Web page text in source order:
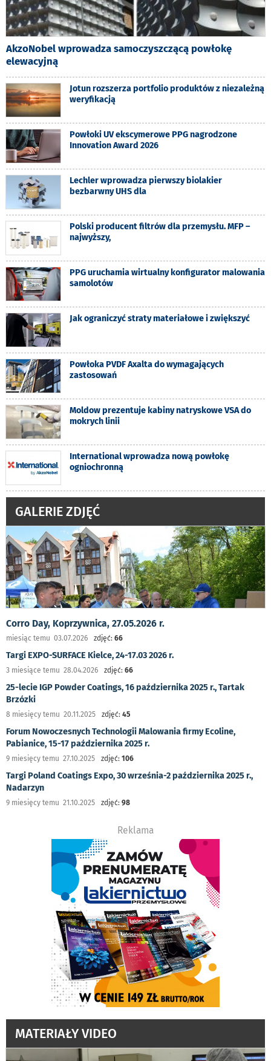
AkzoNobel wprowadza samoczyszczącą powłokę
elewacyjną
Jotun rozszerza portfolio produktów z niezależną
weryfikacją
Powłoki UV ekscymerowe PPG nagrodzone
Innovation Award 2026
Lechler wprowadza pierwszy biolakier
bezbarwny UHS dla
Polski producent filtrów dla przemysłu. MFP –
najwyższy,
PPG uruchamia wirtualny konfigurator malowania
samolotów
Jak ograniczyć straty materiałowe i zwiększyć
Powłoka PVDF Axalta do wymagających
zastosowań
Moldow prezentuje kabiny natryskowe VSA do
mokrych linii
International wprowadza nową powłokę
ogniochronną
GALERIE ZDJĘĆ
Corro Day, Koprzywnica, 27.05.2026 r.
miesiąc temu 03.07.2026 zdjęć: 66
Targi EXPO-SURFACE Kielce, 24-17.03 2026 r.
3 miesiące temu 28.04.2026 zdjęć: 66
25-lecie IGP Powder Coatings, 16 października 2025 r., Tartak
Brzózki
8 miesięcy temu 20.11.2025 zdjęć: 45
Forum Nowoczesnych Technologii Malowania firmy Ecoline,
Pabianice, 15-17 października 2025 r.
9 miesięcy temu 27.10.2025 zdjęć: 106
Targi Poland Coatings Expo, 30 września-2 października 2025 r.,
Nadarzyn
9 miesięcy temu 21.10.2025 zdjęć: 98
Reklama
MATERIAŁY VIDEO